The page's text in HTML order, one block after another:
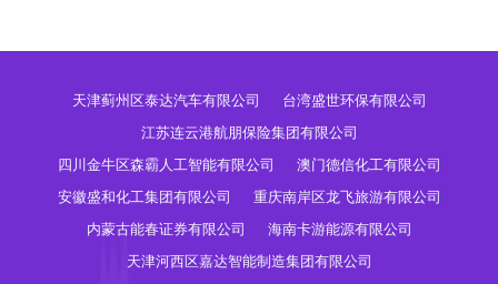
天津蓟州区泰达汽车有限公司
台湾盛世环保有限公司
江苏连云港航朋保险集团有限公司
四川金牛区森霸人工智能有限公司
澳门德信化工有限公司
安徽盛和化工集团有限公司
重庆南岸区龙飞旅游有限公司
内蒙古能春证券有限公司
海南卡游能源有限公司
天津河西区嘉达智能制造集团有限公司